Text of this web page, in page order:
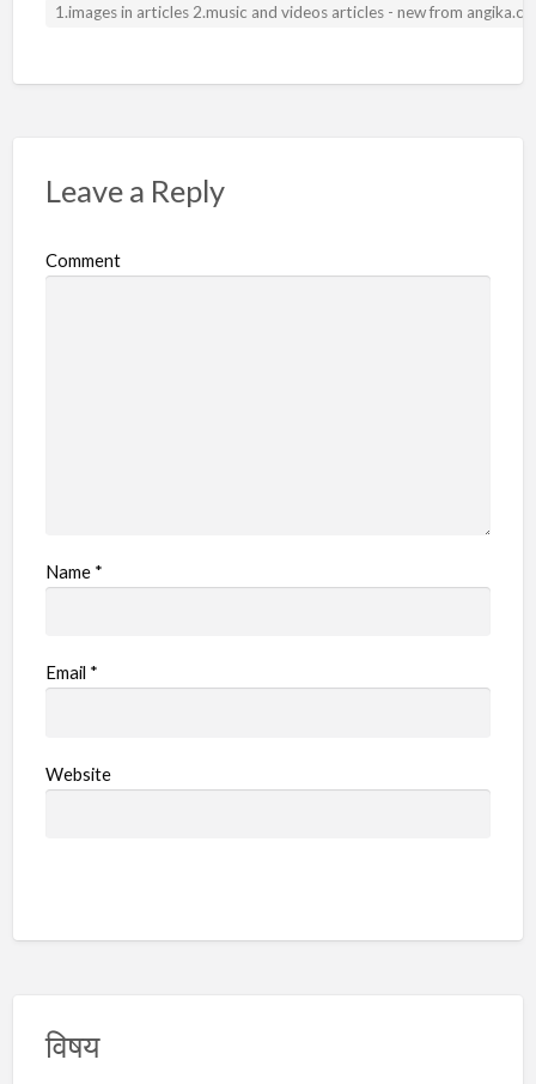
1.images in articles 2.music and videos articles - new from
Leave a Reply
Comment
Name *
Email *
Website
विषय